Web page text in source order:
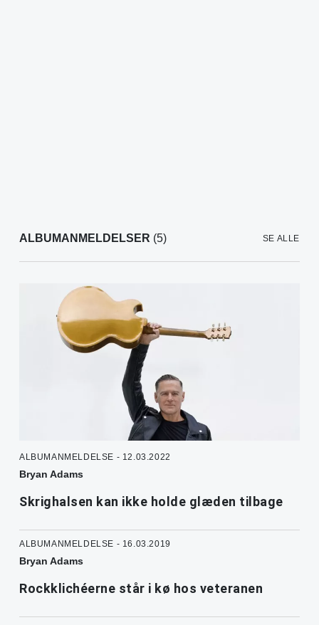
ALBUMANMELDELSER (5) SE ALLE
ALBUMANMELDELSE - 12.03.2022
Bryan Adams
Skrighalsen kan ikke holde glæden tilbage
ALBUMANMELDELSE - 16.03.2019
Bryan Adams
Rockklichéerne står i kø hos veteranen